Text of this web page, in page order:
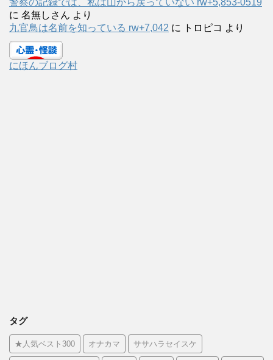
に 名無しさん より
九官鳥は名前を知っている rw+7,042 に トロピコ より
にほんブログ村
タグ
★人気ベスト300 オナカマ ササハラセイスケ